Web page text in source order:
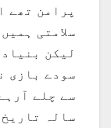
پرامن تھے
سلامتی
لیکن
سودے بازی
سے چلے
سالہ